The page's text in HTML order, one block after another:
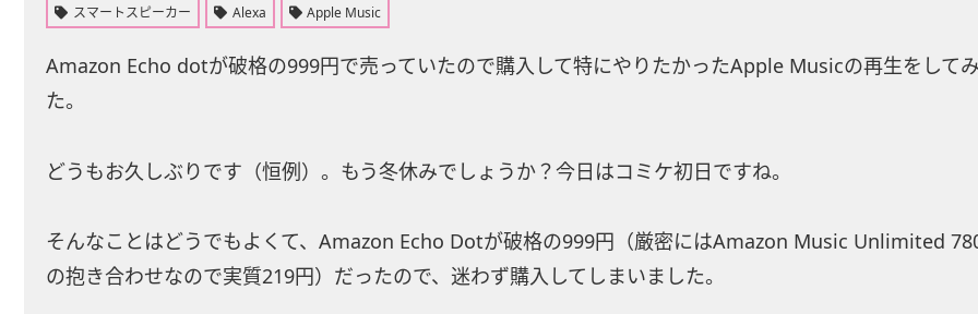
スマートスピーカー Alexa Apple Music
Amazon Echo dotが破格の999円で売っていたので購入して特にやりたかったApple Musicの再生をして
た。
どうもお久しぶりです（恒例）。もう冬休みでしょうか？今日はコミケ初日ですね。
そんなことはどうでもよくて、Amazon Echo Dotが破格の999円（厳密にはAmazon Music Unlimited
の抱き合わせなので実質219円）だったので、迷わず購入してしまいました。